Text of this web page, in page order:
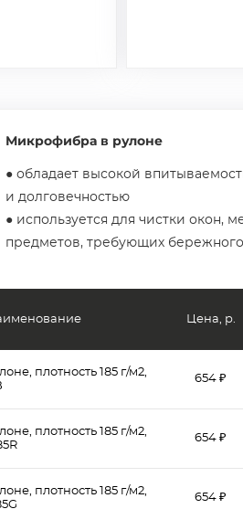
Микрофибра в рулоне
● обладает высокой
и долговечностью
● используется для чистки окон,
предметов, требующих бережного
плотность 185 г/м2,
плотность 185 г/м2,
плотность 185 г/м2,
Цена, р.
654 ₽
654 ₽
654 ₽